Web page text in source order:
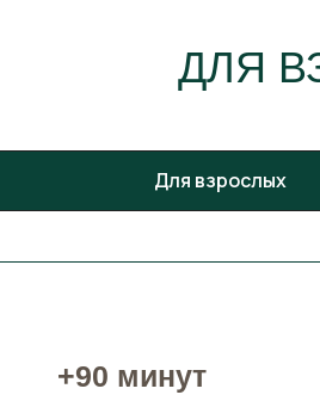
ДЛЯ
Для взрослых
+90 минут